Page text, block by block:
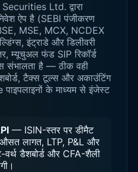
Ltd. द्वारा
ऐप है (SEBI पंजीकरण
MSE, MCX, NCDEX
इंट्राडे और डिलीवरी
म्यूचुअल फंड SIP रिकॉर्ड
संभालता है — ठीक वही
टैक्स टूल्स और अकाउंटिंग
के माध्यम से इंजेस्ट
— ISIN-स्तर पर डीमैट
औसत लागत, LTP, P&L और
डैशबोर्ड और CFA-शैली